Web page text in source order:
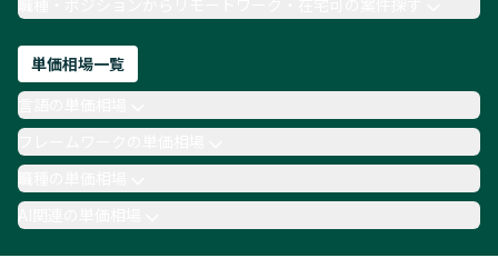
職種・ポジションからリモートワーク・在宅可の案件探す
単価相場一覧
職種の単価相場
AI関連の単価相場